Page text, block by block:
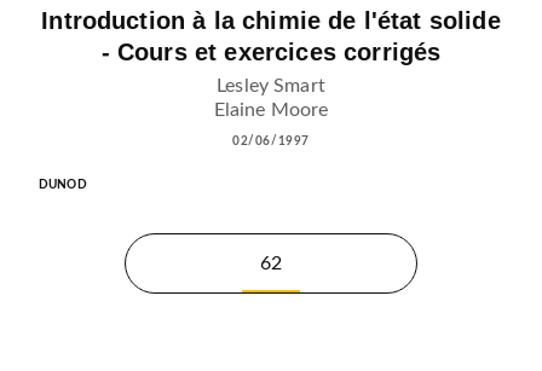
Introduction à la chimie de l'état solide
- Cours et exercices corrigés
Lesley Smart
Elaine Moore
02/06/1997
DUNOD
62